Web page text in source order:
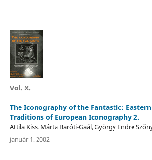
Vol. X.
The Iconography of the Fantastic:
Traditions of European Iconography 2.
Attila Kiss, Márta Baróti-Gaál, György Endre
január 1, 2002